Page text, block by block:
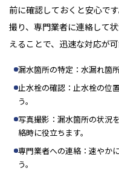
前に確認しておくと安心で
撮り、専門業者に連絡して
えることで、迅速な対応が可
漏水箇所の特定：水漏れ箇
止水栓の確認：止水栓の位
う。
写真撮影：漏水箇所の状況
絡時に役立ちます。
専門業者への連絡：速やか
う。